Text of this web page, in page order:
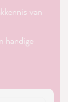
van
handige